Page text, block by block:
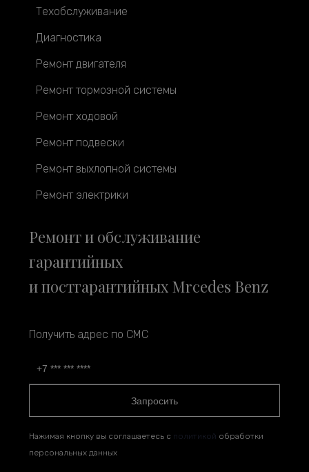
Техобслуживание
Диагностика
Ремонт двигателя
Ремонт тормозной системы
Ремонт ходовой
Ремонт подвески
Ремонт выхлопной системы
Ремонт электрики
Ремонт и обслуживание
гарантийных
и постгарантийных Mrcedes Benz
Получить адрес по СМС
Запросить
Нажимая кнопку вы соглашаетесь с политикой обработки
персональных данных